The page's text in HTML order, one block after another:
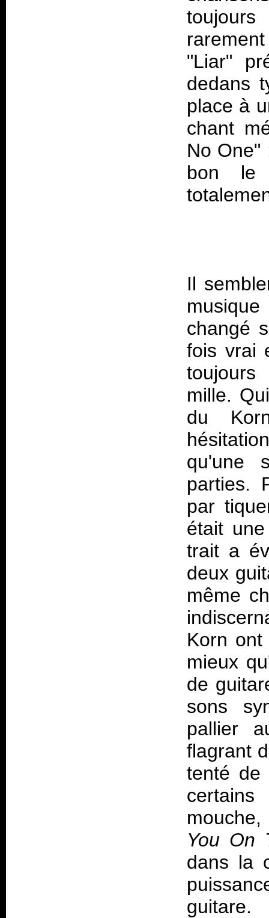
"Liar"
dedans
place à
chant
No One"
bon le
Il
changé
fois vrai
toujours
mille.
du
qu'une
parties.
par
était
trait a
deux
même
Korn
mieux
de
sons
pallier
flagrant
tenté de
You On
dans la
guitare.